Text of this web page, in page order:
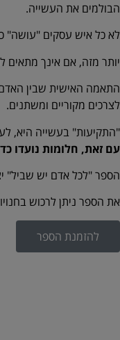
הבולמים את העשייה.
לא כל איש עסקים "עושה"
יותר מזה, אם אינך מתאים
התאמה האישית שבין האדם
לצרכים מקוריים ומשתנים.
"התקיעות" בעשייה היא,
עם זאת, חלומות נועדו
הספר "לכל אדם יש שביל" יצא לאור בישראל בהוצאת מודן
את הספר ניתן לרכוש
להזמנת הספר